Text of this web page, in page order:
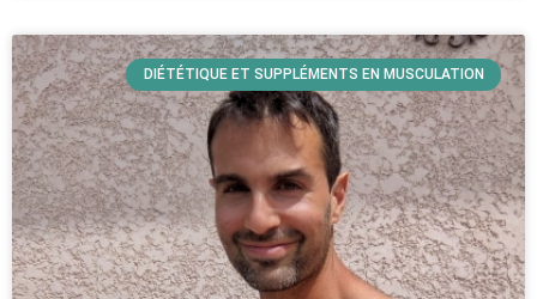
DIÉTÉTIQUE ET SUPPLÉMENTS EN MUSCULATION